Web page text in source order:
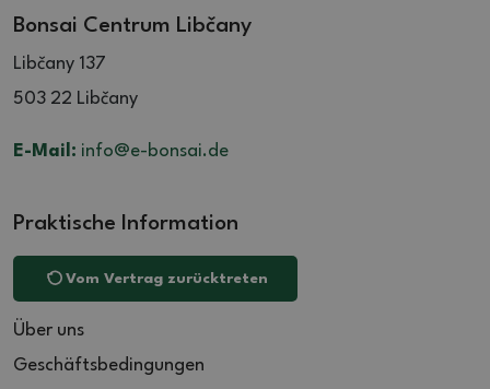
Bonsai Centrum Libčany
Libčany 137
503 22 Libčany
E-Mail: info@e-bonsai.de
Praktische Information
Vom Vertrag zurücktreten
Über uns
Geschäftsbedingungen